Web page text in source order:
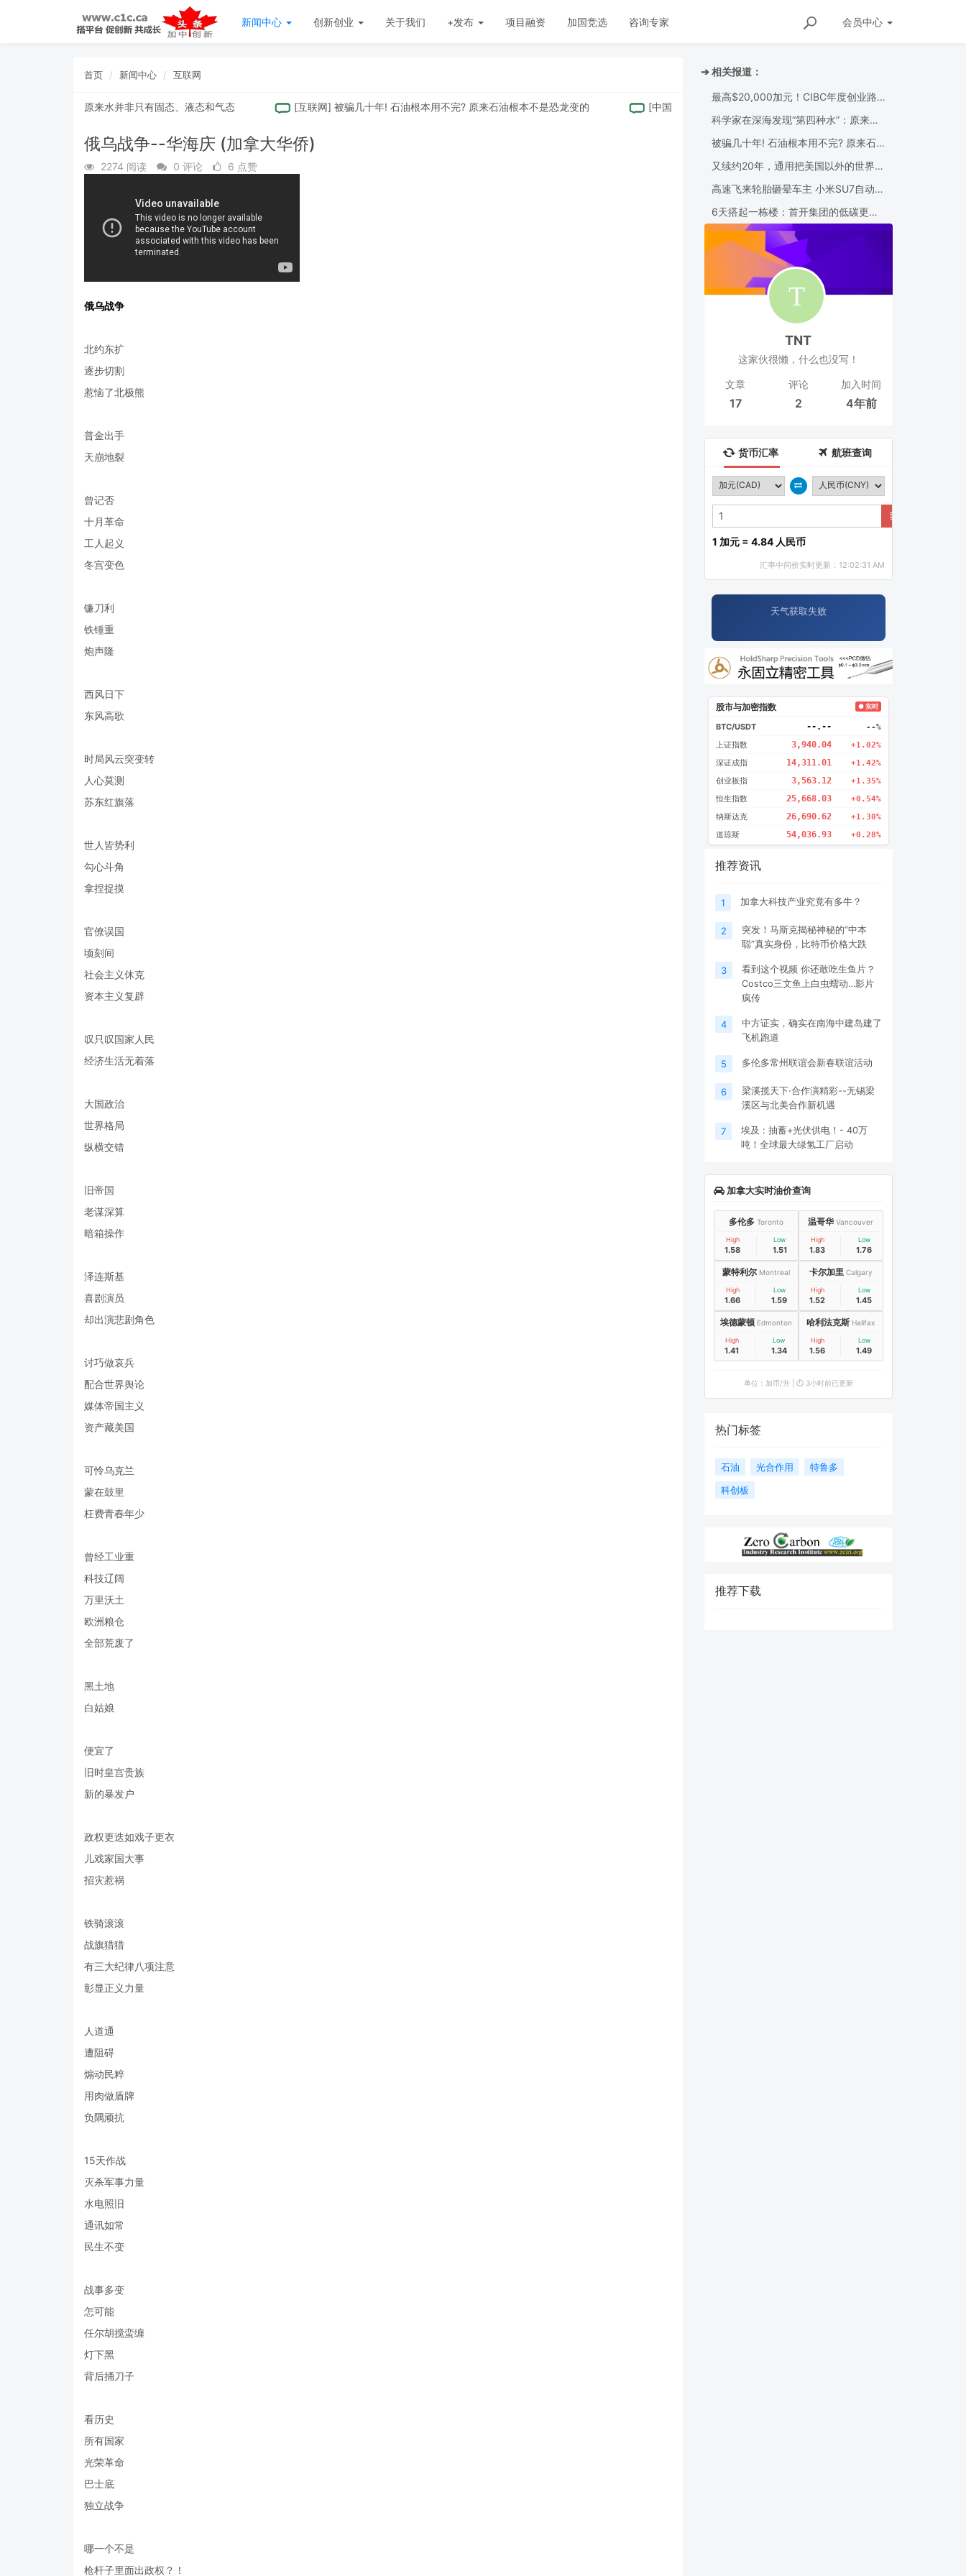
会员中心
新闻中心 创新创业 关于我们 +发布 项目融资 加国竞选 咨询专家
首页 新闻中心 互联网
第四种水”：原来水并非只有固态、液态和气态 互联网] 被骗几十年! 石油根本用不完? 原来石油根本不是恐龙变的 中国 ] 又续约20年，通用把美国以外的世界交给上汽通用- 别克昂科威2026
俄乌战争--华海庆 (加拿大华侨)
2274 阅读 0 评论 6 点赞
俄乌战争
北约东扩
逐步切割
惹恼了北极熊
普金出手
天崩地裂
曾记否
十月革命
工人起义
冬宫变色
镰刀利
铁锤重
炮声隆
西风日下
东风高歌
时局风云突变转
人心莫测
苏东红旗落
世人皆势利
勾心斗角
拿捏捉摸
官僚误国
顷刻间
社会主义休克
资本主义复辟
叹只叹国家人民
经济生活无着落
大国政治
世界格局
纵横交错
旧帝国
老谋深算
暗箱操作
泽连斯基
喜剧演员
却出演悲剧角色
讨巧做哀兵
配合世界舆论
媒体帝国主义
资产藏美国
可怜乌克兰
蒙在鼓里
枉费青春年少
曾经工业重
科技辽阔
万里沃土
欧洲粮仓
全部荒废了
黑土地
白姑娘
便宜了
旧时皇宫贵族
新的暴发户
政权更迭如戏子更衣
儿戏家国大事
招灾惹祸
铁骑滚滚
战旗猎猎
有三大纪律八项注意
彰显正义力量
人道通
遭阻碍
煽动民粹
用肉做盾牌
负隅顽抗
15天作战
灭杀军事力量
水电照旧
通讯如常
民生不变
战事多变
怎可能
任尔胡搅蛮缠
灯下黑
背后捅刀子
看历史
所有国家
光荣革命
巴士底
独立战争
哪一个不是
枪杆子里面出政权？！
➔ 相关报道：
最高$20,000加元！CIBC年度创业路
拿！
科学家在深海发现“第四种水”：原来水
被骗几十年! 石油根本用不完? 原来石
又续约20年，通用把美国以外的世界交
国停产
高速飞来轮胎砸晕车主 小米SU7自动断
6天搭起一栋楼：首开集团的低碳更新
样本
TNT
这家伙很懒，什么也没写！
文章
17
评论
2
加入时间
4年前
货币汇率 航班查询
我要兑换
1 加元 = 4.84 人民币
汇率中间价实时更新：12:02:31 AM
天气获取失败
股市与加密指数 ● 实时
BTC/USDT --.-- --%
上证指数 3,940.04 +1.02%
深证成指 14,311.01 +1.42%
创业板指 3,563.12 +1.35%
恒生指数 25,668.03 +0.54%
纳斯达克 26,690.62 +1.30%
道琼斯 54,036.93 +0.28%
推荐资讯
1 加拿大科技产业究竟有多牛？
2
突发！马斯克揭秘神秘的“中本
聪”真实身份，比特币价格大跌
3
看到这个视频 你还敢吃生鱼片？
Costco三文鱼上白虫蠕动…影片
疯传
4
中方证实，确实在南海中建岛建了
飞机跑道
5 多伦多常州联谊会新春联谊活动
6
梁溪揽天下·合作演精彩--无锡梁
溪区与北美合作新机遇
7
埃及 : 抽蓄+光伏供电！- 40万
吨！全球最大绿氢工厂启动
加拿大实时油价查询
多伦多 Toronto
High
1.58
Low
1.51
温哥华 Vancouver
High
1.83
Low
1.76
蒙特利尔 Montreal
High
1.66
Low
1.59
卡尔加里 Calgary
High
1.52
Low
1.45
埃德蒙顿 Edmonton
High
1.41
Low
1.34
哈利法克斯 Halifax
High
1.56
Low
1.49
单位：加币/升 | ⏱️ 3小时前已更新
热门标签
石油 光合作用
特鲁多
科创板
推荐下载